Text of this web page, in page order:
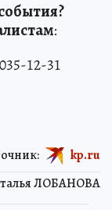
:
12-31
ЛОБАНОВА
kp.ru